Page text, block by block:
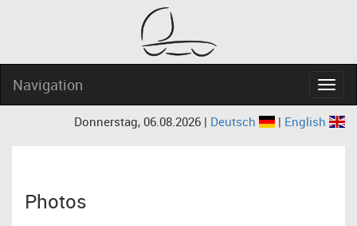
Navigation
Donnerstag, 06.08.2026 | Deutsch | English
Photos